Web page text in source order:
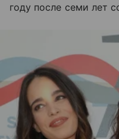
году после семи лет